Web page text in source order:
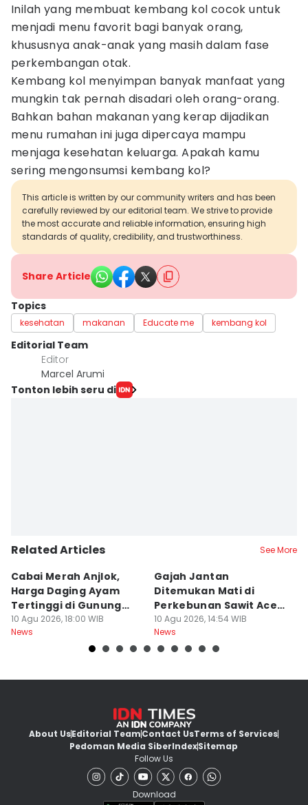
Inilah yang membuat kembang kol cocok untuk
menjadi menu favorit bagi banyak orang,
khususnya anak-anak yang masih dalam fase
perkembangan otak.
Kembang kol menyimpan banyak manfaat yang
mungkin tak pernah disadari oleh orang-orang.
Bahkan bahan makanan yang kerap dijadikan
menu rumahan ini juga dipercaya mampu
menjaga kesehatan keluarga. Apakah kamu
sering mengonsumsi kembang kol?
This article is written by our community writers and has been
carefully reviewed by our editorial team. We strive to provide
the most accurate and reliable information, ensuring high
standards of quality, credibility, and trustworthiness.
Share Article
Topics
kesehatan makanan Educate me kembang kol
Editorial Team
Editor
Marcel Arumi
Tonton lebih seru di
Related Articles See More
Cabai Merah Anjlok,
Harga Daging Ayam
Tertinggi di Gunung
Sitoli
10 Agu 2026, 18:00 WIB
News
Gajah Jantan
Ditemukan Mati di
Perkebunan Sawit Aceh
Tamiang
10 Agu 2026, 14:54 WIB
News
About UsEditorial TeamContact UsTerms of Services
Pedoman Media SiberIndexSitemap
Follow Us
Download